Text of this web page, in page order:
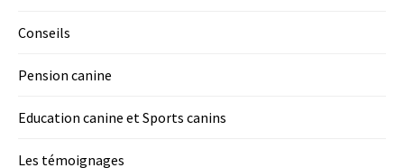
Conseils
Pension canine
Education canine et Sports canins
Les témoignages